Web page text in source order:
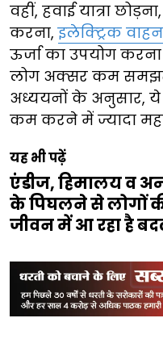
वहीं, हवाई यात्रा
करना,इलेक्ट्रिक
ऊर्जा का उपयोग
लोग अक्सर कम समझते
अध्ययनों के अनुसार,
कम करने में ज्यादा
यह भी पढ़ें
एंडीज, हिमालय व
के पिघलने से लोगों
जीवन में आ रहा है